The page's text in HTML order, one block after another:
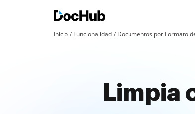
Inicio Funcionalidad Documentos por Formato
Limpia